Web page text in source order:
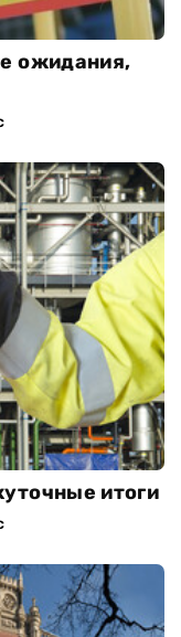
ожидания,
итоги